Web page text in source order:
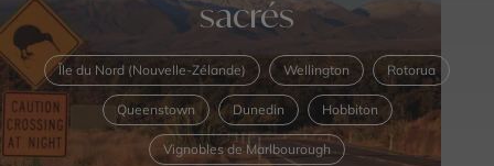
sacrés
Île du Nord (Nouvelle-Zélande) Wellington Rotorua
Queenstown Dunedin Hobbiton
Vignobles de Marlbourough